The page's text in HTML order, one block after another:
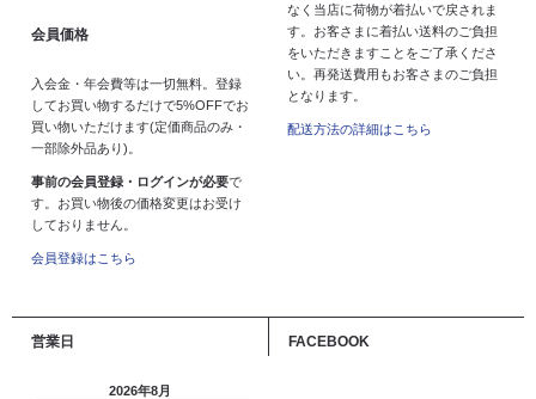
会員価格
入会金・年会費等は一切無料。登録
してお買い物するだけで5%OFFでお
買い物いただけます(定価商品のみ・
一部除外品あり)。
事前の会員登録・ログインが必要で
す。お買い物後の価格変更はお受け
しておりません。
会員登録はこちら
なく当店に荷物が着払いで戻されま
す。お客さまに着払い送料のご負担
をいただきますことをご了承くださ
い。再発送費用もお客さまのご負担
となります。
配送方法の詳細はこちら
営業日
2026年8月
FACEBOOK